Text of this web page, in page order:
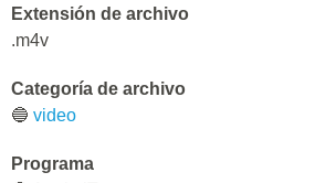
Extensión de archivo
.m4v
Categoría de archivo
🔵 video
Programa